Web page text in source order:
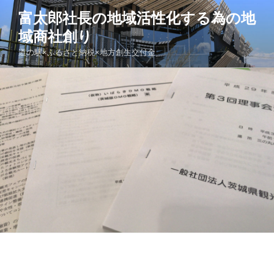
テ
ン
ツ
キ
ッ
プ
富太郎社長の地域活性化する為の地
域商社創り
道の駅×ふるさと納税×地方創生交付金